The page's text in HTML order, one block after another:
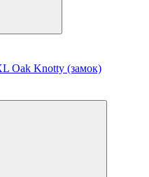
Oak Knotty (замок)